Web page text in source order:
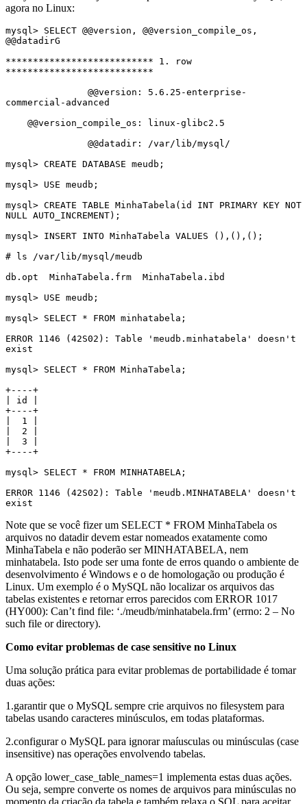
agora no Linux:
mysql> SELECT @@version, @@version_compile_os,
@@datadirG
*************************** 1. row
***************************
commercial-advanced
mysql> CREATE DATABASE meudb;
mysql> USE meudb;
mysql> CREATE TABLE MinhaTabela(id INT PRIMARY KEY NOT
NULL AUTO_INCREMENT);
mysql> INSERT INTO MinhaTabela VALUES (),(),();
# ls /var/lib/mysql/meudb
db.opt  MinhaTabela.frm  MinhaTabela.ibd
mysql> USE meudb;
mysql> SELECT * FROM minhatabela;
ERROR 1146 (42S02): Table 'meudb.minhatabela' doesn't
exist
mysql> SELECT * FROM MinhaTabela;
+----+
| id |
+----+
|  1 |
|  2 |
|  3 |
+----+
mysql> SELECT * FROM MINHATABELA;
ERROR 1146 (42S02): Table 'meudb.MINHATABELA' doesn't
exist
Note que se você fizer um SELECT * FROM MinhaTabela os
arquivos no datadir devem estar nomeados exatamente como
MinhaTabela e não poderão ser MINHATABELA, nem
minhatabela. Isto pode ser uma fonte de erros quando o ambiente de
desenvolvimento é Windows e o de homologação ou produção é
Linux. Um exemplo é o MySQL não localizar os arquivos das
tabelas existentes e retornar erros parecidos com ERROR 1017
(HY000): Can’t find file: ‘./meudb/minhatabela.frm’ (errno: 2 – No
such file or directory).
Como evitar problemas de case sensitive no Linux
Uma solução prática para evitar problemas de portabilidade é tomar
duas ações:
1.garantir que o MySQL sempre crie arquivos no filesystem para
tabelas usando caracteres minúsculos, em todas plataformas.
2.configurar o MySQL para ignorar maíusculas ou minúsculas (case
insensitive) nas operações envolvendo tabelas.
A opção lower_case_table_names=1 implementa estas duas ações.
Ou seja, sempre converte os nomes de arquivos para minúsculas no